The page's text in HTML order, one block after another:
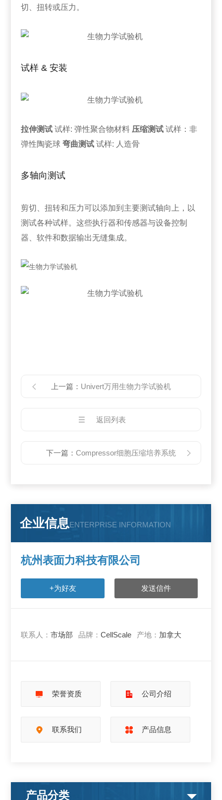
切、扭转或压力。
试样 & 安装
拉伸测试 试样: 弹性聚合物材料 压缩测试 试样：非
弹性陶瓷球弯曲测试 试样: 人造骨
多轴向测试
剪切、扭转和压力可以添加到主要测试轴向上，以
测试各种试样。这些执行器和传感器与设备控制
器、软件和数据输出无缝集成。
上一篇： Univert万用生物力学试验机
返回列表
下一篇： Compressor细胞压缩培养系统
企业信息ENTERPRISE INFORMATION
杭州表面力科技有限公司
+为好友 发送信件
联系人：市场部 品牌：CellScale 产地： 加拿大
荣誉资质 公司介绍
联系我们 产品信息
产品分类